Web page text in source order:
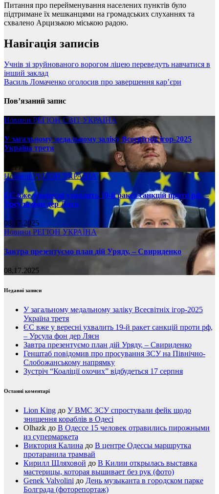
Питання про перейменування населених пунктів було
підтримане їх мешканцями на громадських слуханнях та
схвалено Арцизькою міською радою.
Навігація записів
Учнів зі зруйнованого ворогом ліцею переведуть навчатися в
інший заклад
Василь Ломаченко оголосив про завершення кар’єри
Пов’язаний запис
Новини РЕГІОНСВІТ УКРАЇНА
У загальному медальному заліку Всесвітніх ігор-2025
Україна третя
08.17.2025
НовиниРЕГІОН УКРАЇНА
ЄС вже у вересні ухвалить 19-й ракет санкцій проти рф, –
Урсула фон дер Ляєн
08.17.2025
Новини РЕГІОН УКРАЇНА
Завтра презентуємо план дій Уряду, – Свириденко
08.17.2025
Недавні записи
У загальному медальному заліку Всесвітніх ігор-2025
Україна третя
ЄС вже у вересні ухвалить 19-й ракет санкцій проти рф,
– Урсула фон дер Ляєн
Завтра презентуємо план дій Уряду, – Свириденко
Генштаб повідомив про просування ЗСУ на Північно-
Слобожанському напрямку
Зустріч “Коаліції охочих” відбудеться 17 серпня
Останні коментарі
Lion King до У ВМС ЗСУ спростували фейк щодо
знищення кораблів в Одесі
Olhazk до В Одессе 15 человек отравились пирожными
из супермаркета
Виктория Калина до В центре Одессы маршрутка
протаранила трамвай
Кирилл Шляховой до В Килии открылась выставка
мастерицы, которая вышивает без рук (фото)
Genek Valvolini до День музыканта в городском парке
Болграда (фоторепортаж)